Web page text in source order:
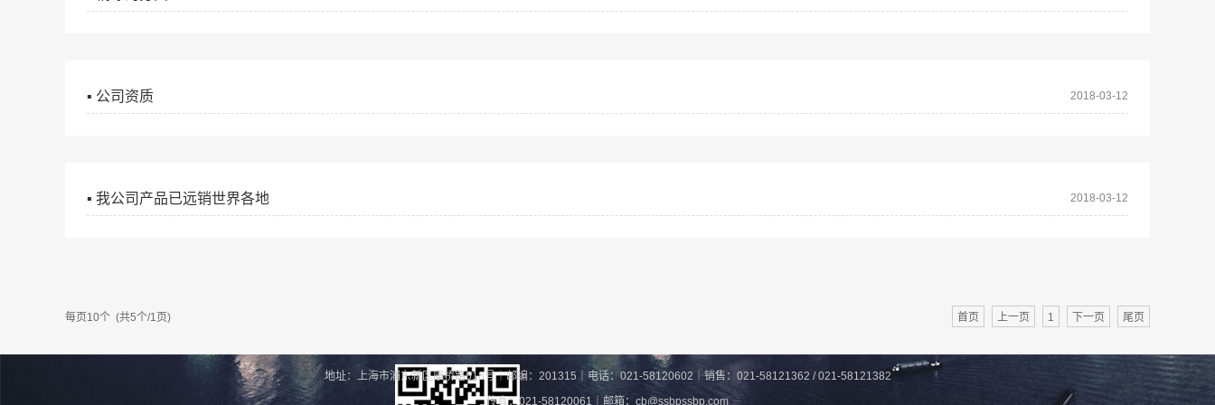
▪ 公司资质 2018-03-12
▪ 我公司产品已远销世界各地 2018-03-12
每页10个 (共5个/1页) 首页 上一页 1 下一页 尾页
地址：上海市浦东新区康桥路618号｜邮编：201315｜电话：021-58120602｜销售：021-58121362 / 021-58121382
传真：021-58120061｜邮箱：cb@ssbpssbp.com